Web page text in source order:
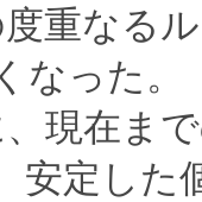
度重なる
なった。
現在ま
安定した